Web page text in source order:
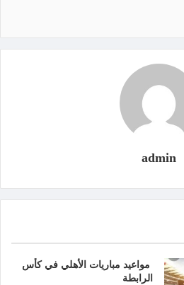
admin
مواعيد مباريات الأهلي في كأس
الرابطة